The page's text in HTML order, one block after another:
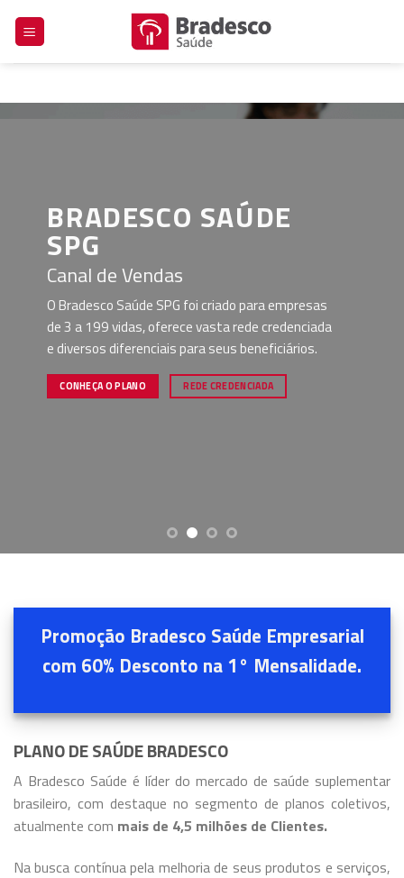
BRADESCO SAÚDE
SPG
Canal de Vendas
O Bradesco Saúde SPG foi criado para empresas
de 3 a 199 vidas, oferece vasta rede credenciada
e diversos diferenciais para seus beneficiários.
CONHEÇA O PLANO REDE CREDENCIADA
Promoção Bradesco Saúde Empresarial
com 60% Desconto na 1° Mensalidade.
PLANO DE SAÚDE BRADESCO
A Bradesco Saúde é líder do mercado de saúde suplementar
brasileiro, com destaque no segmento de planos coletivos,
atualmente com mais de 4,5 milhões de Clientes.
Na busca contínua pela melhoria de seus produtos e serviços,